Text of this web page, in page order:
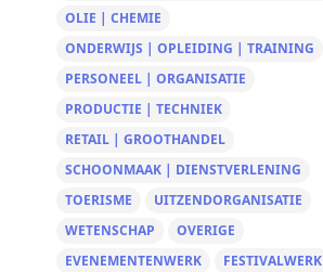
OLIE | CHEMIE
ONDERWIJS | OPLEIDING | TRAINING
PERSONEEL | ORGANISATIE
PRODUCTIE | TECHNIEK
RETAIL | GROOTHANDEL
SCHOONMAAK | DIENSTVERLENING
TOERISME
UITZENDORGANISATIE
WETENSCHAP
OVERIGE
EVENEMENTENWERK
FESTIVALWERK